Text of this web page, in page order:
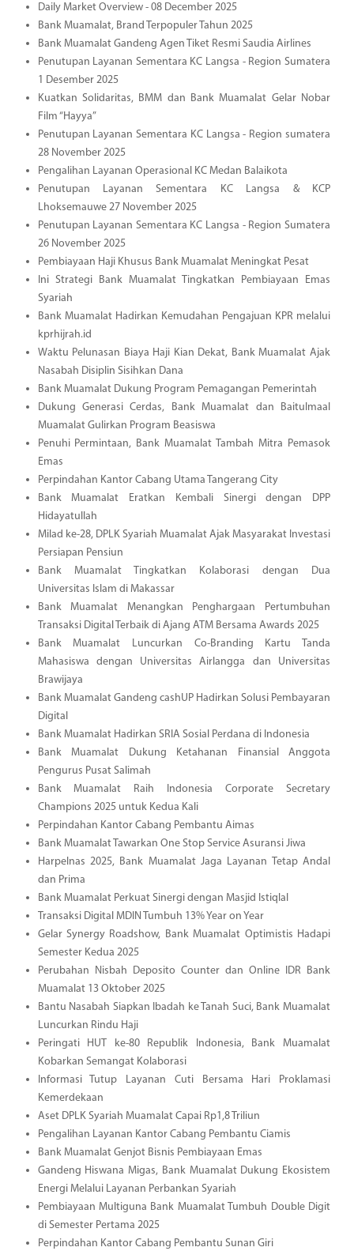
Daily Market Overview - 08 December 2025
Bank Muamalat, Brand Terpopuler Tahun 2025
Bank Muamalat Gandeng Agen Tiket Resmi Saudia Airlines
Penutupan Layanan Sementara KC Langsa - Region Sumatera
1 Desember 2025
Kuatkan Solidaritas, BMM dan Bank Muamalat Gelar Nobar
Film “Hayya”
Penutupan Layanan Sementara KC Langsa - Region sumatera
28 November 2025
Pengalihan Layanan Operasional KC Medan Balaikota
Penutupan Layanan Sementara KC Langsa & KCP
Lhoksemauwe 27 November 2025
Penutupan Layanan Sementara KC Langsa - Region Sumatera
26 November 2025
Pembiayaan Haji Khusus Bank Muamalat Meningkat Pesat
Ini Strategi Bank Muamalat Tingkatkan Pembiayaan Emas
Syariah
Bank Muamalat Hadirkan Kemudahan Pengajuan KPR melalui
kprhijrah.id
Waktu Pelunasan Biaya Haji Kian Dekat, Bank Muamalat Ajak
Nasabah Disiplin Sisihkan Dana
Bank Muamalat Dukung Program Pemagangan Pemerintah
Dukung Generasi Cerdas, Bank Muamalat dan Baitulmaal
Muamalat Gulirkan Program Beasiswa
Penuhi Permintaan, Bank Muamalat Tambah Mitra Pemasok
Emas
Perpindahan Kantor Cabang Utama Tangerang City
Bank Muamalat Eratkan Kembali Sinergi dengan DPP
Hidayatullah
Milad ke-28, DPLK Syariah Muamalat Ajak Masyarakat Investasi
Persiapan Pensiun
Bank Muamalat Tingkatkan Kolaborasi dengan Dua
Universitas Islam di Makassar
Bank Muamalat Menangkan Penghargaan Pertumbuhan
Transaksi Digital Terbaik di Ajang ATM Bersama Awards 2025
Bank Muamalat Luncurkan Co-Branding Kartu Tanda
Mahasiswa dengan Universitas Airlangga dan Universitas
Brawijaya
Bank Muamalat Gandeng cashUP Hadirkan Solusi Pembayaran
Digital
Bank Muamalat Hadirkan SRIA Sosial Perdana di Indonesia
Bank Muamalat Dukung Ketahanan Finansial Anggota
Pengurus Pusat Salimah
Bank Muamalat Raih Indonesia Corporate Secretary
Champions 2025 untuk Kedua Kali
Perpindahan Kantor Cabang Pembantu Aimas
Bank Muamalat Tawarkan One Stop Service Asuransi Jiwa
Harpelnas 2025, Bank Muamalat Jaga Layanan Tetap Andal
dan Prima
Bank Muamalat Perkuat Sinergi dengan Masjid Istiqlal
Transaksi Digital MDIN Tumbuh 13% Year on Year
Gelar Synergy Roadshow, Bank Muamalat Optimistis Hadapi
Semester Kedua 2025
Perubahan Nisbah Deposito Counter dan Online IDR Bank
Muamalat 13 Oktober 2025
Bantu Nasabah Siapkan Ibadah ke Tanah Suci, Bank Muamalat
Luncurkan Rindu Haji
Peringati HUT ke-80 Republik Indonesia, Bank Muamalat
Kobarkan Semangat Kolaborasi
Informasi Tutup Layanan Cuti Bersama Hari Proklamasi
Kemerdekaan
Aset DPLK Syariah Muamalat Capai Rp1,8 Triliun
Pengalihan Layanan Kantor Cabang Pembantu Ciamis
Bank Muamalat Genjot Bisnis Pembiayaan Emas
Gandeng Hiswana Migas, Bank Muamalat Dukung Ekosistem
Energi Melalui Layanan Perbankan Syariah
Pembiayaan Multiguna Bank Muamalat Tumbuh Double Digit
di Semester Pertama 2025
Perpindahan Kantor Cabang Pembantu Sunan Giri